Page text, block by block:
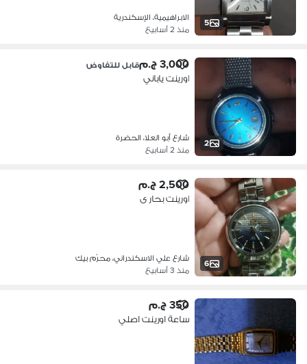
5
الابراهيمية، الإسكندرية
منذ 2 أسابيع
2
3,000 ج.م قابل للتفاوض
اورينت ياباني
شارع أبو العلا، الحضرة
منذ 2 أسابيع
6
2,500 ج.م
اورينت بحار ى
شارع علي الاسكندراني، محرّم بيك
منذ 3 أسابيع
350 ج.م
ساعة اورينت اصلي